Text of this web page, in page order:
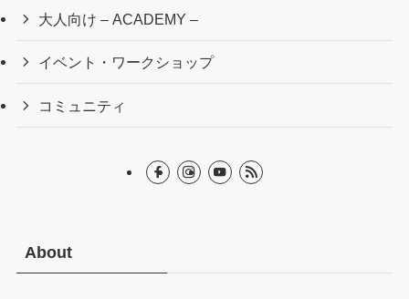
大人向け – ACADEMY –
イベント・ワークショップ
コミュニティ
About